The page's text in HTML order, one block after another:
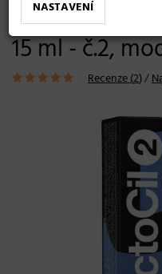
Barva na
15 ml - č.2,
Recenze (2)/
NASTAVENÍ